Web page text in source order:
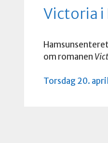
Victoria i
om romanen
Torsdag 20.